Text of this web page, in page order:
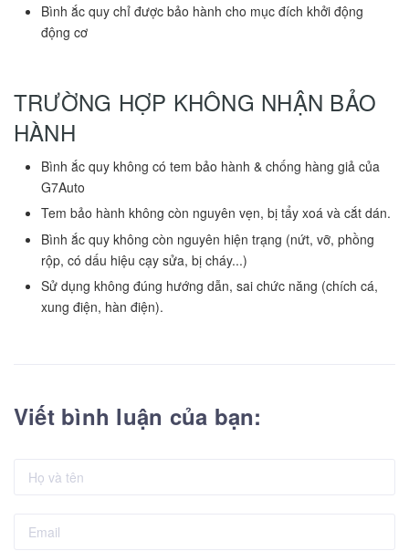
Bình ắc quy chỉ được bảo hành cho mục đích khởi động
động cơ
TRƯỜNG HỢP KHÔNG NHẬN BẢO
HÀNH
Bình ắc quy không có tem bảo hành & chống hàng giả của
G7Auto
Tem bảo hành không còn nguyên vẹn, bị tẩy xoá và cắt dán.
Bình ắc quy không còn nguyên hiện trạng (nứt, vỡ, phồng
rộp, có dấu hiệu cạy sửa, bị cháy...)
Sử dụng không đúng hướng dẫn, sai chức năng (chích cá,
xung điện, hàn điện).
Viết bình luận của bạn: